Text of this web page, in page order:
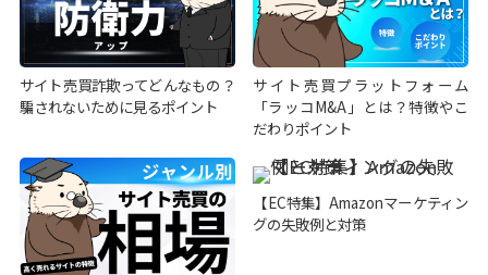
サイト売買詐欺ってどんなもの？
騙されないために見るポイント
サイト売買プラットフォーム
「ラッコM&A」とは？特徴やこ
だわりポイント
【EC特集】Amazonマーケティン
グの失敗例と対策